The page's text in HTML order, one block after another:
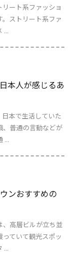
ート系ファッショ
ストリート系ファ
...
本人が感じるあ
本で生活していた
、普通の言動などが
...
ンおすすめの
、高層ビルが立ち並
ていて観光スポッ
...